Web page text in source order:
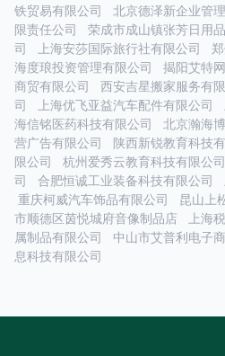
铁贸易有限公司
北京德泽新企业管
限责任公司
荣成市成山镇张芳日用
司
上海安莎国际旅行社有限公司
海度琅投资管理有限公司
揭阳艾特
商贸有限公司
西安吉星搬家服务有
司
上海优飞亚益汽车配件有限公司
海信铭医药科技有限公司
北京瀚海
营广告有限公司
陕西新锐教育科技
限公司
杭州爱秀云教育科技有限公司
司
合肥恒诚工业装备科技有限公司
重庆柯威汽车饰品有限公司
昆山上
市顺德区茵悦城府音像制品店
上海
属制品有限公司
中山市艾普利电子
息科技有限公司